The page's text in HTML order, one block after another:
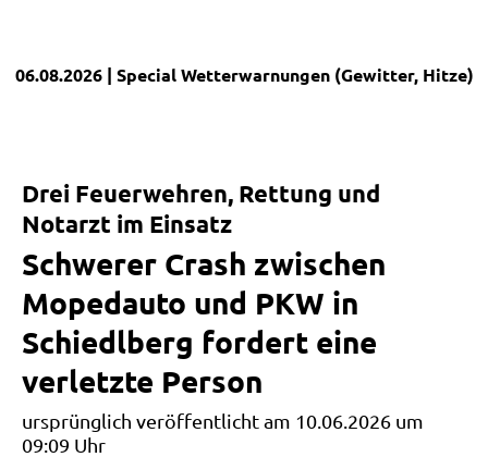
06.08.2026 | SpecialWetterwarnungen (Gewitter, Hitze)
Drei Feuerwehren, Rettung und
Notarzt im Einsatz
Schwerer Crash zwischen
Mopedauto und PKW in
Schiedlberg fordert eine
verletzte Person
ursprünglich veröffentlicht am 10.06.2026 um
09:09 Uhr